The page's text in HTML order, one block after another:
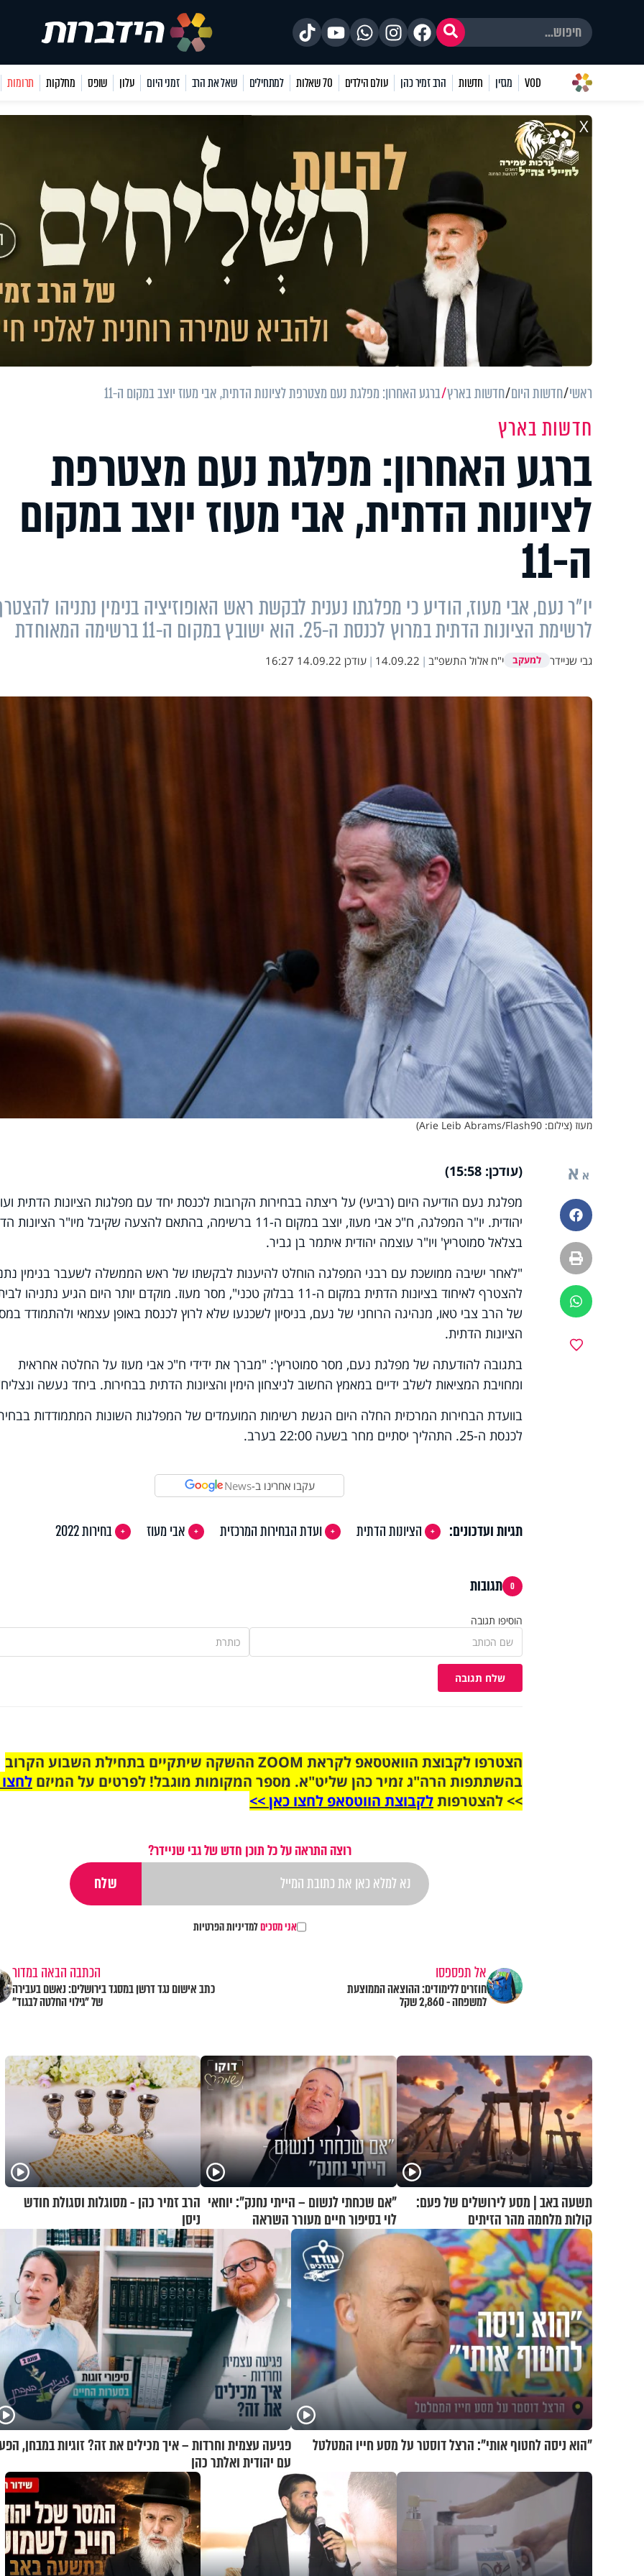
VOD מגזין חדשות הרב זמיר כהן עולם הילדים 70 שאלות למתחילים שאל את הרב זמני היום עלון שופס מחלקות תרומות
X
ראשי חדשות היום חדשות בארץ ברגע האחרון: מפלגת נעם מצטרפת לציונות הדתית, אבי מעוז יוצב במקום ה-11
חדשות בארץ
ברגע האחרון: מפלגת נעם מצטרפת
לציונות הדתית, אבי מעוז יוצב במקום
ה-11
יו"ר נעם, אבי מעוז, הודיע כי מפלגתו נענית לבקשת ראש האופוזיציה בנימין נתניהו
לרשימת הציונות הדתית במרוץ לכנסת ה-25. הוא ישובץ במקום ה-11 ברשימה המאוחדת
גבי שניידר למעקב י"ח אלול התשפ"ב |
14.09.22
| עודכן 14.09.22 16:27
מעוז (צילום: Arie Leib Abrams/Flash90)
א א
פייסבוק
הדפסה
ווטסאפ
(עודכן: 15:58)
מפלגת נעם הודיעה היום (רביעי) על ריצתה בבחירות הקרובות לכנסת יחד עם מפלגות הציונות הדתית
יהודית. יו"ר המפלגה, ח"כ אבי מעוז, יוצב במקום ה-11 ברשימה, בהתאם להצעה שקיבל מיו"ר
בצלאל סמוטריץ' ויו"ר עוצמה יהודית איתמר בן גביר.
"לאחר ישיבה ממושכת עם רבני המפלגה הוחלט להיענות לבקשתו של ראש הממשלה לשעבר בנימין
להצטרף לאיחוד בציונות הדתית במקום ה-11 בבלוק טכני", מסר מעוז. מוקדם יותר היום הגיע נתניהו
של הרב צבי טאו, מנהיגה הרוחני של נעם, בניסיון לשכנעו שלא לרוץ לכנסת באופן עצמאי ולהתמודד
הציונות הדתית.
בתגובה להודעתה של מפלגת נעם, מסר סמוטריץ': "מברך את ידידי ח"כ אבי מעוז על החלטה אחראית
ומחויבת המציאות לשלב ידיים במאמץ החשוב לניצחון הימין והציונות הדתית בבחירות. ביחד נעשה
בוועדת הבחירות המרכזית החלה היום הגשת רשימות המועמדים של המפלגות השונות המתמודדות
לכנסת ה-25. התהליך יסתיים מחר בשעה 22:00 בערב.
עקבו אחרינו ב-News
תגיות ועדכונים: הציונות הדתית ועדת הבחירות המרכזית אבי מעוז בחירות 2022
0 תגובות
הוסיפו תגובה
שלח תגובה
הצטרפו לקבוצת הוואטסאפ לקראת ZOOM ההשקה שיתקיים בתחילת השבוע הקרוב
בהשתתפות הרה"ג זמיר כהן שליט"א. מספר המקומות מוגבל! לפרטים על המיזם
>> להצטרפותלקבוצת הווטסאפ לחצו כאן >>
רוצה התראה על כל תוכן חדש של גבי שניידר?
אני מסכיםלמדיניות הפרטיות
אל תפספסו
חוזרים ללימודים: ההוצאה הממוצעת
למשפחה - 2,860 שקל
הכתבה הבאה במדור
כתב אישום נגד דרשן במסגד בירושלים: נאשם בעבירה
של "גילוי החלטה לבגוד"
תשעה באב | מסע לירושלים של פעם:
קולות מלחמה מהר הזיתים
"אם שכחתי לנשום – הייתי נחנק": יוחאי
לוי בסיפור חיים מעורר השראה
הרב זמיר כהן - מסוגלות וסגולת חודש
ניסן
"הוא ניסה לחטוף אותי": הרצל דוסטר על מסע חייו המטלטל
פגיעה עצמית וחרדות – איך מכילים את זה? זוגיות במבחן,
עם יהודית ואלתר כהן